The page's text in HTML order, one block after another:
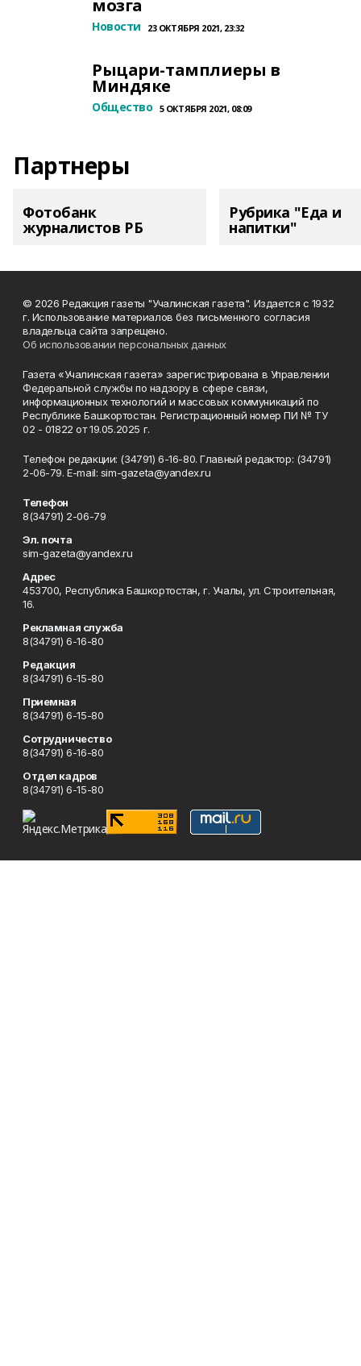
мозга
Новости 23 ОКТЯБРЯ 2021, 23:32
Рыцари-тамплиеры в
Миндяке
Общество 5 ОКТЯБРЯ 2021, 08:09
Партнеры
Фотобанк
журналистов РБ
Рубрика "Еда и
напитки"
© 2026 Редакция газеты "Учалинская газета". Издается с 1932
г. Использование материалов без письменного согласия
владельца сайта запрещено.
Об использовании персональных данных
Газета «Учалинская газета» зарегистрирована в Управлении
Федеральной службы по надзору в сфере связи,
информационных технологий и массовых коммуникаций по
Республике Башкортостан. Регистрационный номер ПИ № ТУ
02 - 01822 от 19.05.2025 г.
Телефон редакции: (34791) 6-16-80. Главный редактор: (34791)
2-06-79. Е-mаil: sim-gazeta@yandex.ru
Телефон
8(34791) 2-06-79
Эл. почта
sim-gazeta@yandex.ru
Адрес
453700, Республика Башкортостан, г. Учалы, ул. Строительная,
16.
Рекламная служба
8(34791) 6-16-80
Редакция
8(34791) 6-15-80
Приемная
8(34791) 6-15-80
Сотрудничество
8(34791) 6-16-80
Отдел кадров
8(34791) 6-15-80